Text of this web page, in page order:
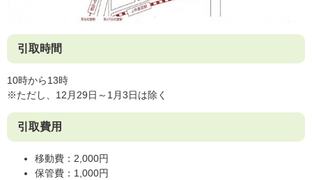
引取時間
10時から13時
※ただし、12月29日～1月3日は除く
引取費用
移動費：2,000円
保管費：1,000円